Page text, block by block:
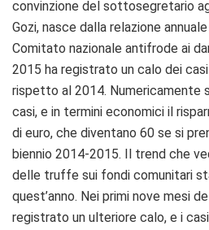
convinzione del sottosegretario
Gozi, nasce dalla relazione
Comitato nazionale antifrode ai
2015 ha registrato un calo dei
rispetto al 2014. Numericamente
casi, e in termini economici il
di euro, che diventano 60 se si
biennio 2014-2015. Il trend che
delle truffe sui fondi comunitari
quest’anno. Nei primi nove mesi
registrato un ulteriore calo, e i